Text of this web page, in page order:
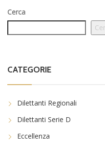
Cerca
CATEGORIE
Dilettanti Regionali
Dilettanti Serie D
Eccellenza